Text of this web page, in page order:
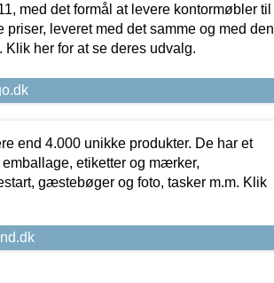
med det formål at levere kontormøbler til
priser, leveret med det samme og med den
Klik her for at se deres udvalg.
end 4.000 unikke produkter. De har et
etiketter og mærker,
gæstebøger og foto, tasker m.m. Klik